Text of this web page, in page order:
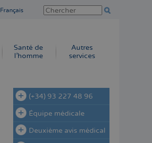
Français
Santé de
l’homme
Autres
services
(+34) 93 227 48 96
Équipe médicale
Deuxième avis médical